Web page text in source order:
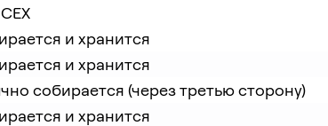
и хранится
и хранится
собирается (через третью сторону)
и хранится